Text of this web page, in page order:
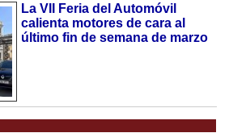
La VII Feria del Automóvil
calienta motores de cara al
último fin de semana de marzo